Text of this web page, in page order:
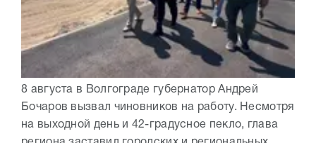
8 августа в Волгограде губернатор Андрей
Бочаров вызвал чиновников на работу. Несмотря
на выходной день и 42-градусное пекло, глава